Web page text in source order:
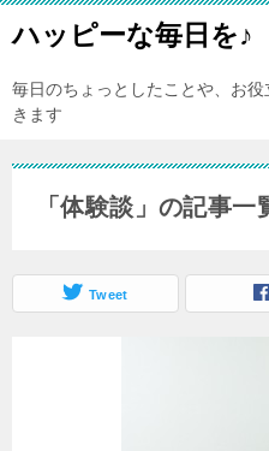
ハッピーな毎日を♪
毎日のちょっとしたことや、お
きます
「体験談」の記事一
Tweet